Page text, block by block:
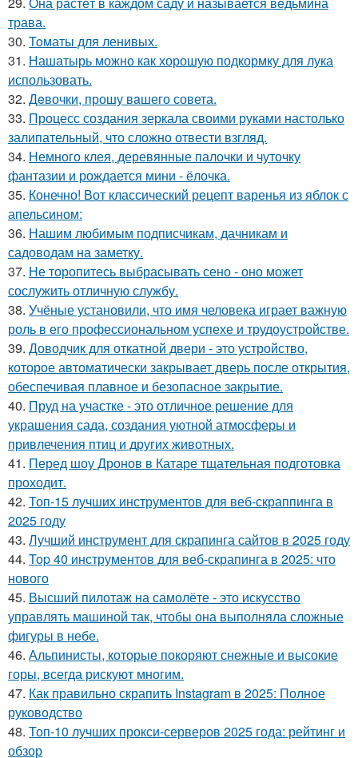
трава.
30. Toматы для ленивых.
31. Нашатырь можно как хорошую подкормку для лука
использовать.
32. Дeвочки, прошу вaшего совета.
33. Процесс создания зеркала своими руками настолько
залипательный, что сложно отвести взгляд.
34. Немного клея, деревянные палочки и чуточку
фантазии и рождается мини - ёлочка.
35. Конечно! Вот классический рецепт варенья из яблок с
апельсином:
36. Нашим любимым подписчикам, дачникам и
садоводам на заметку.
37. Не торопитесь выбрасывать сено - оно может
сослужить отличную службу.
38. Учёные установили, что имя человека играет важную
роль в его профессиональном успехе и трудоустройстве.
39. Доводчик для откатной двери - это устройство,
которое автоматически закрывает дверь после открытия,
обеспечивая плавное и безопасное закрытие.
40. Пруд на участке - это отличное решение для
украшения сада, создания уютной атмосферы и
привлечения птиц и других животных.
41. Перед шоу Дронов в Катаре тщательная подготовка
проходит.
42. Топ-15 лучших инструментов для веб-скраппинга в
2025 году
43. Лучший инструмент для скрапинга сайтов в 2025 году
44. Top 40 инструментов для веб-скрапинга в 2025: что
нового
45. Высший пилотаж на самолёте - это искусство
управлять машиной так, чтобы она выполняла сложные
фигуры в небе.
46. Альпинисты, которые покоряют снежные и высокие
горы, всегда рискуют многим.
47. Как правильно скрапить Instagram в 2025: Полное
руководство
48. Топ-10 лучших прокси-серверов 2025 года: рейтинг и
обзор